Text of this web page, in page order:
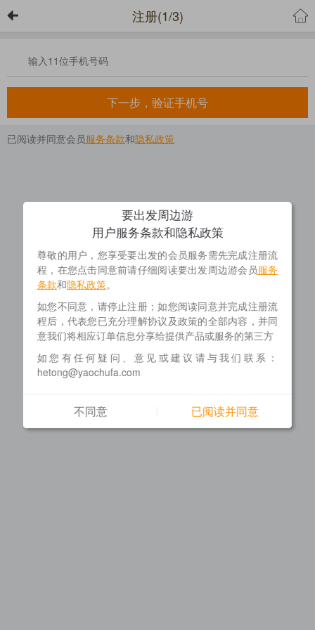
注册(1/3)
下一步，验证手机号
已阅读并同意会员服务条款和 隐私政策
要出发周边游
用户服务条款和隐私政策
尊敬的用户，您享受要出发的会员服务需先完成注册流
程，在您点击同意前请仔细阅读要出发周边游会员服务
条款和隐私政策。
如您不同意，请停止注册；如您阅读同意并完成注册流
程后，代表您已充分理解协议及政策的全部内容，并同
意我们将相应订单信息分享给提供产品或服务的第三方
如您有任何疑问、意见或建议请与我们联系：
hetong@yaochufa.com
不同意 已阅读并同意